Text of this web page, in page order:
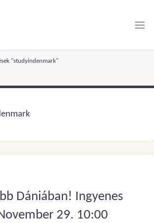
"studyindenmark"
Dániában! Ingyenes
29. 10:00